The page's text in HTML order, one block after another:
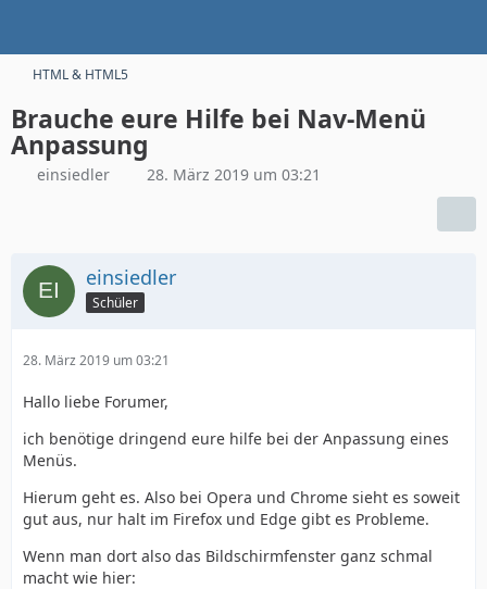
HTML & HTML5
Brauche eure Hilfe bei Nav-Menü
Anpassung
einsiedler 28. März 2019 um 03:21
einsiedler
Schüler
28. März 2019 um 03:21
Hallo liebe Forumer,
ich benötige dringend eure hilfe bei der Anpassung eines
Menüs.
Hierum geht es. Also bei Opera und Chrome sieht es soweit
gut aus, nur halt im Firefox und Edge gibt es Probleme.
Wenn man dort also das Bildschirmfenster ganz schmal
macht wie hier: